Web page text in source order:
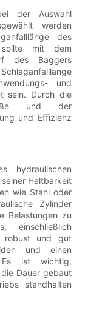
der Auswahl
werden
des
mit dem
des Baggers
und
sein. Durch die
und der
und Effizienz
hydraulischen
Haltbarkeit
wie Stahl oder
Zylinder
Belastungen zu
einschließlich
robust und gut
und einen
Es ist wichtig,
Dauer gebaut
standhalten